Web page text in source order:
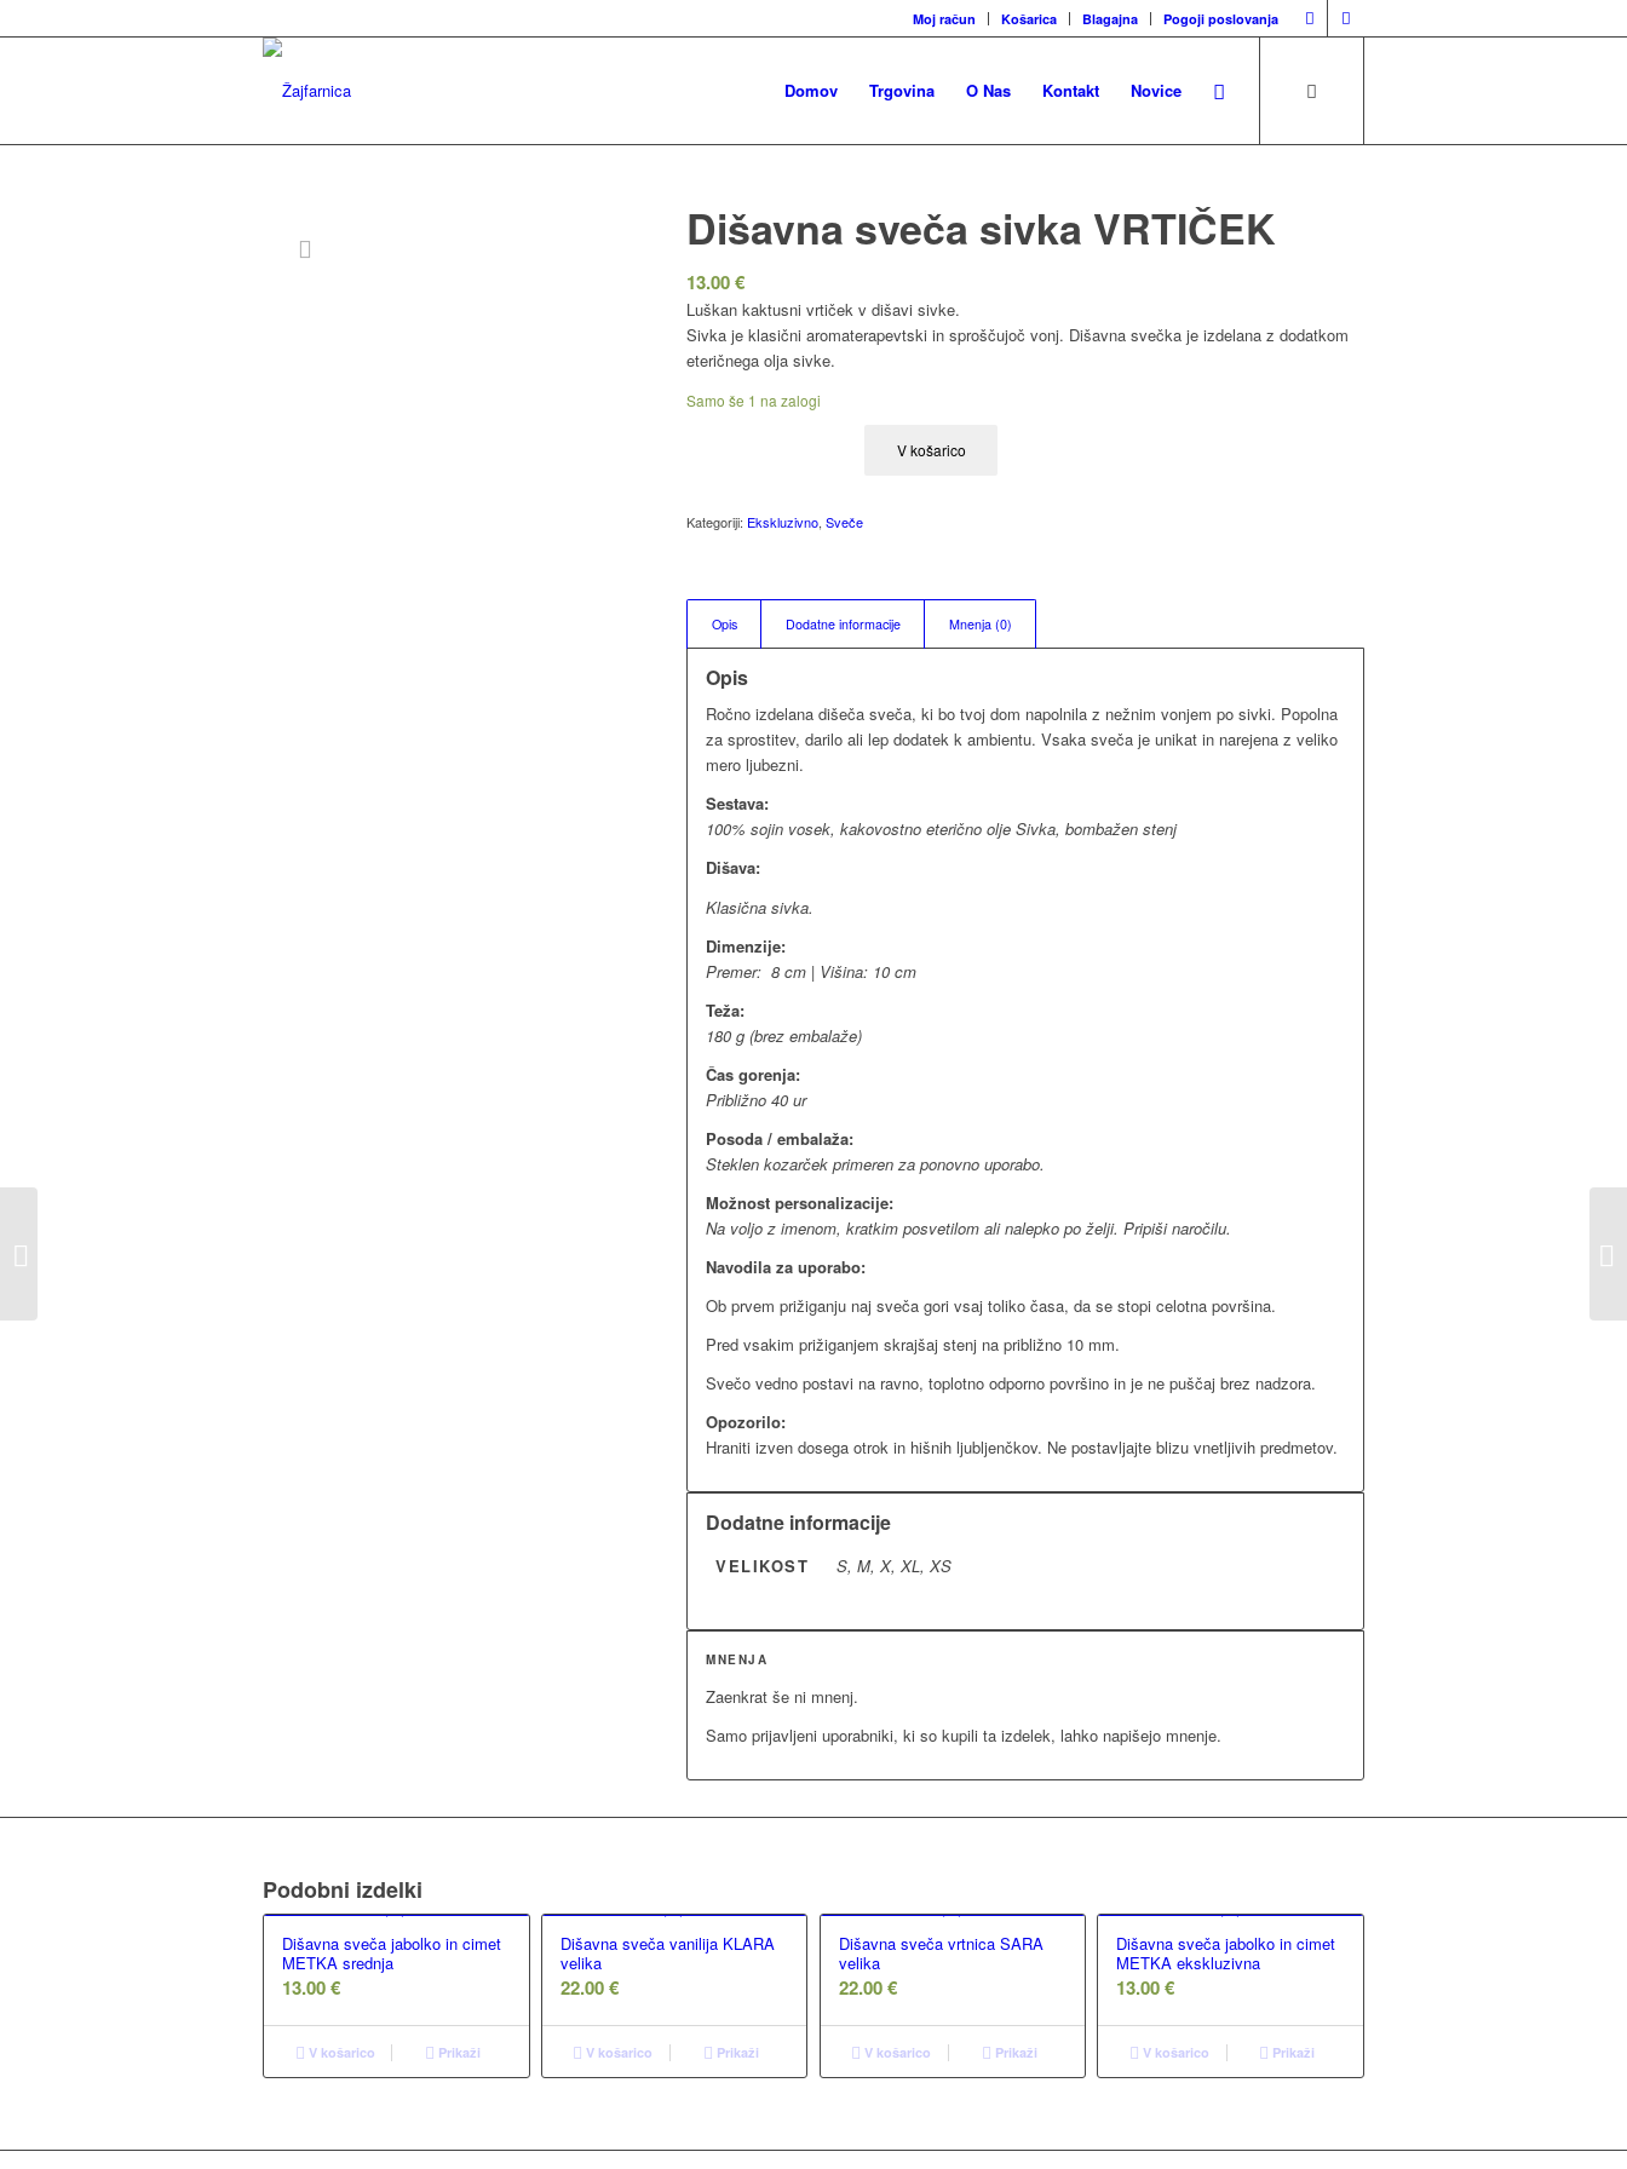
Moj račun Košarica Blagajna Pogoji poslovanja
Domov Trgovina O Nas Kontakt Novice
Dišavna sveča sivka VRTIČEK
13.00€
Luškan kaktusni vrtiček v dišavi sivke.
Sivka je klasični aromaterapevtski in sproščujoč vonj. Dišavna svečka je izdelana z dodatkom
eteričnega olja sivke.
Samo še 1 na zalogi
V košarico
Kategoriji: Ekskluzivno,Sveče
Opis Dodatne informacije Mnenja (0)
Opis
Ročno izdelana dišeča sveča, ki bo tvoj dom napolnila z nežnim vonjem po sivki. Popolna
za sprostitev, darilo ali lep dodatek k ambientu. Vsaka sveča je unikat in narejena z veliko
mero ljubezni.
Sestava:
100% sojin vosek, kakovostno eterično olje Sivka, bombažen stenj
Dišava:
Klasična sivka.
Dimenzije:
Premer: 8 cm | Višina: 10 cm
Teža:
180 g (brez embalaže)
Čas gorenja:
Približno 40 ur
Posoda / embalaža:
Steklen kozarček primeren za ponovno uporabo.
Možnost personalizacije:
Na voljo z imenom, kratkim posvetilom ali nalepko po želji. Pripiši naročilu.
Navodila za uporabo:
Ob prvem prižiganju naj sveča gori vsaj toliko časa, da se stopi celotna površina.
Pred vsakim prižiganjem skrajšaj stenj na približno 10 mm.
Svečo vedno postavi na ravno, toplotno odporno površino in je ne puščaj brez nadzora.
Opozorilo:
Hraniti izven dosega otrok in hišnih ljubljenčkov. Ne postavljajte blizu vnetljivih predmetov.
Dodatne informacije
VELIKOST S, M, X, XL, XS
MNENJA
Zaenkrat še ni mnenj.
Samo prijavljeni uporabniki, ki so kupili ta izdelek, lahko napišejo mnenje.
Podobni izdelki
Dišavna sveča jabolko in cimet
METKA srednja
13.00€
V košarico Prikaži
Dišavna sveča vanilija KLARA
velika
22.00€
V košarico Prikaži
Dišavna sveča vrtnica SARA
velika
22.00€
V košarico Prikaži
Dišavna sveča jabolko in cimet
METKA ekskluzivna
13.00€
V košarico Prikaži